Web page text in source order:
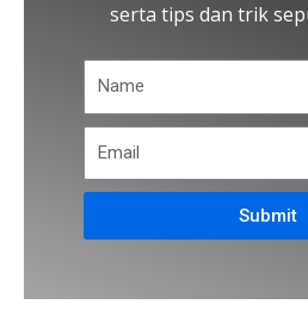
serta tips dan trik
Submit